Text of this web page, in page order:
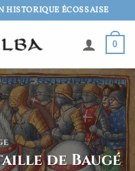
HISTORIQUE ÉCOSSAISE
0
de Baugé